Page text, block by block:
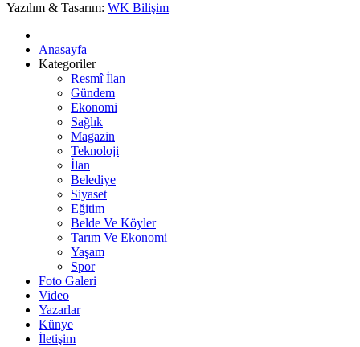
Yazılım & Tasarım: WK Bilişim
Anasayfa
Kategoriler
Resmî İlan
Gündem
Ekonomi
Sağlık
Magazin
Teknoloji
İlan
Belediye
Siyaset
Eğitim
Belde Ve Köyler
Tarım Ve Ekonomi
Yaşam
Spor
Foto Galeri
Video
Yazarlar
Künye
İletişim